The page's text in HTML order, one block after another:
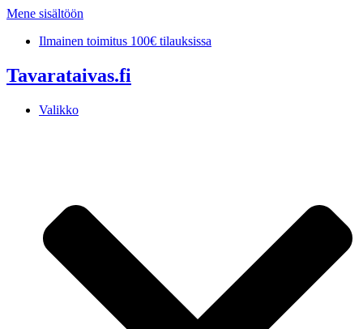
Mene sisältöön
Ilmainen toimitus 100€ tilauksissa
Tavarataivas.fi
Valikko